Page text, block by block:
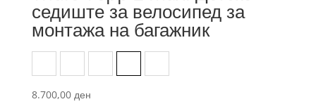
седиште за велосипед за
монтажа на багажник
8.700,00 ден